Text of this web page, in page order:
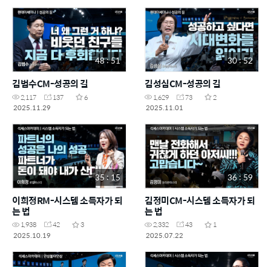
48 : 51
김범수CM-성공의 길
2,117 137
6
2025.11.29
30 : 52
김성심CM-성공의 길
1,629 73
2
2025.11.01
35 : 15
이희정RM-시스템 소득자가 되
는 법
1,938 42
3
2025.10.19
36 : 59
김정미CM-시스템 소득자가 되
는 법
2,332 43
1
2025.07.22